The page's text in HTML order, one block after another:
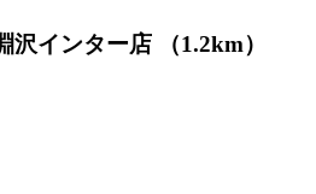
インター店 （1.2km）